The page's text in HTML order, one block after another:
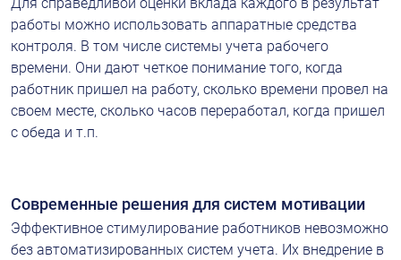
работы можно использовать аппаратные средства
контроля. В том числе системы учета рабочего
времени. Они дают четкое понимание того, когда
работник пришел на работу, сколько времени провел на
своем месте, сколько часов переработал, когда пришел
с обеда и т.п.
Современные решения для систем мотивации
Эффективное стимулирование работников невозможно
без автоматизированных систем учета. Их внедрение в